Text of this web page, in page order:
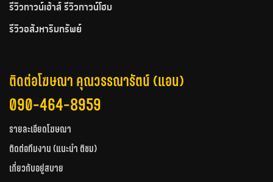
รีวิวทาวน์เฮ้าส์ รีวิวทาวน์โฮม
รีวิวอสังหาริมทรัพย์
ติดต่อโฆษณา คุณวรรณารัตน์ (แอน)
090-464-8959
รายละเอียดโฆษณา
ติดต่อทีมงาน (แนะนำ ติชม)
เกี่ยวกับอยู่สบาย